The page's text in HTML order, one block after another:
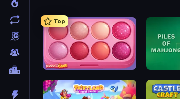
Top
Piece of Cake: Merge and Bake Piles of